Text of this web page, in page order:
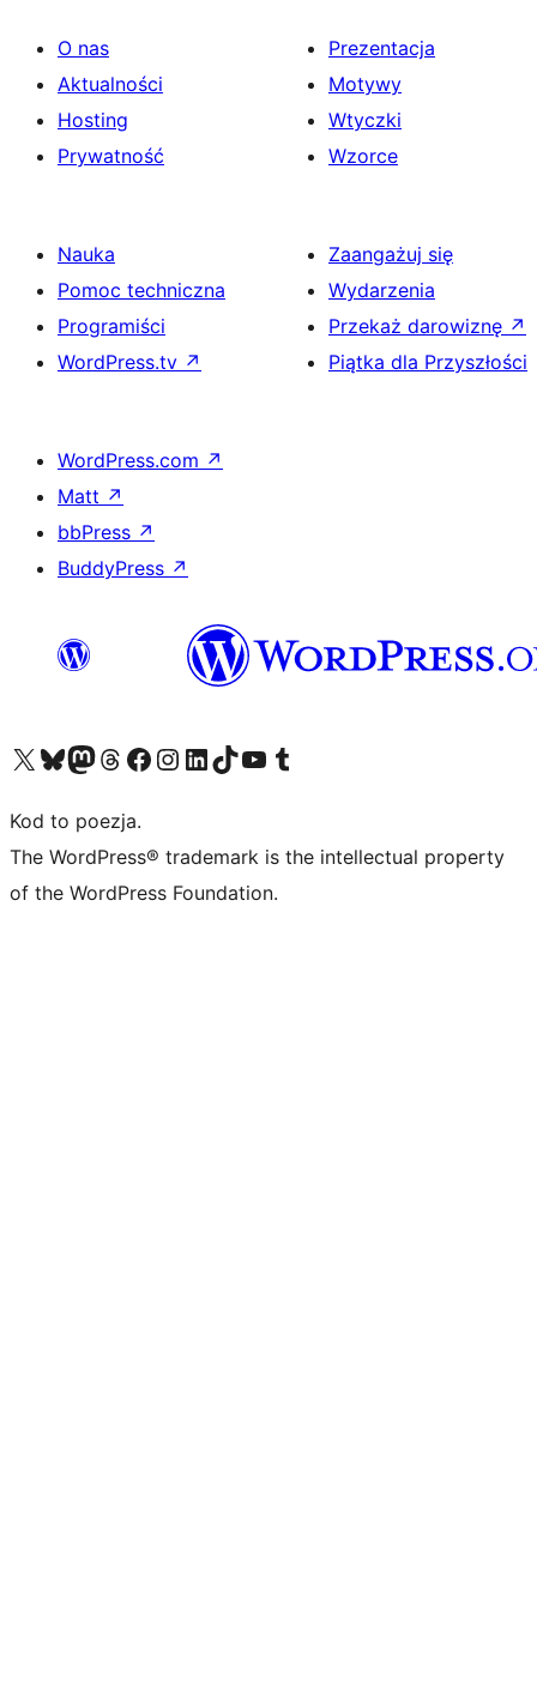
O nas
Aktualności
Hosting
Prywatność
Prezentacja
Motywy
Wtyczki
Wzorce
Nauka
Pomoc techniczna
Programiści
WordPress.tv ↗
Zaangażuj się
Wydarzenia
Przekaż darowiznę ↗
Piątka dla Przyszłości
WordPress.com ↗
Matt ↗
bbPress ↗
BuddyPress ↗
Odwiedź nasze konto X (dawniej Twitter)
Odwiedź nasze konto Bluesky
Odwiedź nasze konto na Mastodoncie
Odwiedź naszego Threadsa
Odwiedź naszego Facebooka
Odwiedź nasze konto na Instagramie
Odwiedź nasze konto na LinkedIn
Odwiedź naszego TikToka
Odwiedź nasz kanał YouTube
Odwiedź naszego Tumblra
Kod to poezja.
The WordPress® trademark is the intellectual property
of the WordPress Foundation.